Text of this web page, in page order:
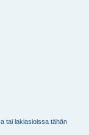
tai lakiasioissa tähän